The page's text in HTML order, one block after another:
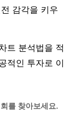
감각을 키우
트 분석법을 적
적인 투자로 이
를 찾아보세요.